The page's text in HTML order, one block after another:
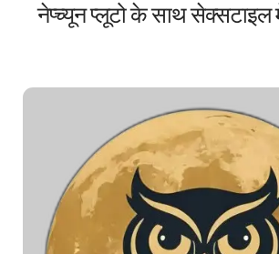
नेप्च्यून प्लूटो के साथ सेक्सटाइल